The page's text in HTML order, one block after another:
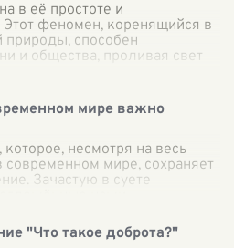
в её простоте и
феномен, коренящийся в
природы, способен
и общества, проливая свет
мире важно
которое, несмотря на весь
современном мире, сохраняет
Зачастую в суете
наши
"Что такое доброта?"